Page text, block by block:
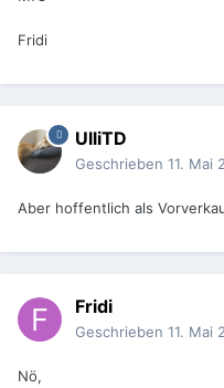
Fridi
UlliTD
Geschrieben 11. Mai
Aber hoffentlich als
Fridi
Geschrieben 11. Mai
Nö,